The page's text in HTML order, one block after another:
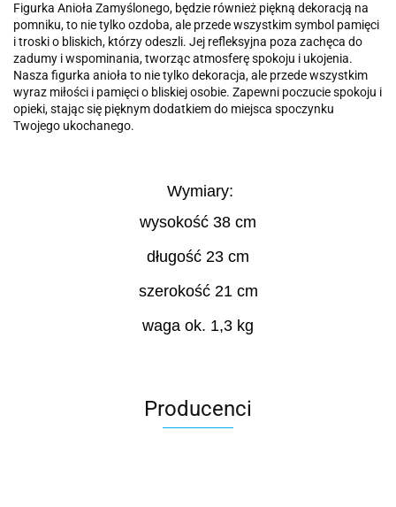
Figurka Anioła Zamyślonego, będzie również piękną dekoracją na
pomniku, to nie tylko ozdoba, ale przede wszystkim symbol pamięci
i troski o bliskich, którzy odeszli. Jej refleksyjna poza zachęca do
zadumy i wspominania, tworząc atmosferę spokoju i ukojenia.
Nasza figurka anioła to nie tylko dekoracja, ale przede wszystkim
wyraz miłości i pamięci o bliskiej osobie. Zapewni poczucie spokoju i
opieki, stając się pięknym dodatkiem do miejsca spoczynku
Twojego ukochanego.
Wymiary:
wysokość 38 cm
długość 23 cm
szerokość 21 cm
waga ok. 1,3 kg
Producenci